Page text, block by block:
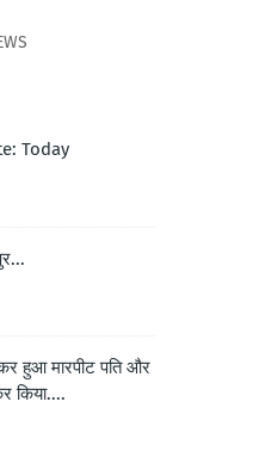
Today
हुआ मारपीट पति और
किया....